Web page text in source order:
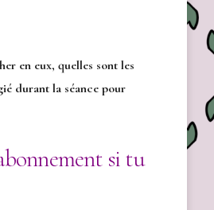
en eux, quelles sont les
durant la séance pour
si tu